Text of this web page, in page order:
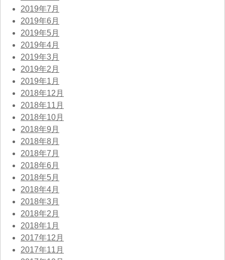
2019年7月
2019年6月
2019年5月
2019年4月
2019年3月
2019年2月
2019年1月
2018年12月
2018年11月
2018年10月
2018年9月
2018年8月
2018年7月
2018年6月
2018年5月
2018年4月
2018年3月
2018年2月
2018年1月
2017年12月
2017年11月